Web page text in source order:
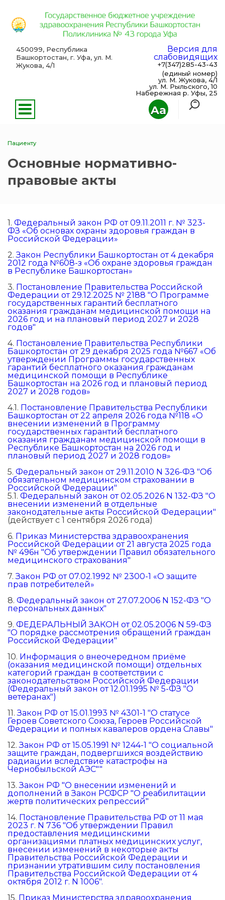
Aa
450099, Республика
Башкортостан, г. Уфа, ул. М.
Жукова, 4/1
Версия для
слабовидящих
+7(347)285-43-43
(единый номер)
ул. М. Жукова, 4/1
ул. М. Рыльского, 10
Набережная р. Уфы, 25
Пациенту
Основные нормативно-
правовые акты
1. Федеральный закон РФ от 09.11.2011 г. № 323-
ФЗ «Об основах охраны здоровья граждан в
Российской Федерации»
2.Закон Республики Башкортостан от 4 декабря
2012 года №608-з «Об охране здоровья граждан
в Республике Башкортостан»
3. Постановление Правительства Российской
Федерации от 29.12.2025 № 2188 "О Программе
государственных гарантий бесплатного
оказания гражданам медицинской помощи на
2026 год и на плановый период 2027 и 2028
годов"
4. Постановление Правительства Республики
Башкортостан от 29 декабря 2025 года №667 «Об
утверждении Программы государственных
гарантий бесплатного оказания гражданам
медицинской помощи в Республике
Башкортостан на 2026 год и плановый период
2027 и 2028 годов»
4.1. Постановление Правительства Республики
Башкортостан от 22 апреля 2026 года №118 «О
внесении изменений в Программу
государственных гарантий бесплатного
оказания гражданам медицинской помощи в
Республике Башкортостан на 2026 год и
плановый период 2027 и 2028 годов»
5. Федеральный закон от 29.11.2010 N 326-ФЗ "Об
обязательном медицинском страховании в
Российской Федерации"
5.1. Федеральный закон от 02.05.2026 N 132-ФЗ "О
внесении изменений в отдельные
законодательные акты Российской Федерации"
(действует с 1 сентября 2026 года)
6. Приказ Министерства здравоохранения
Российской Федерации от 21 августа 2025 года
№ 496н "Об утверждении Правил обязательного
медицинского страхования"
7.Закон РФ от 07.02.1992 № 2300-1 «О защите
прав потребителей»
8. Федеральный закон от 27.07.2006 N 152-ФЗ "О
персональных данных"
9. ФЕДЕРАЛЬНЫЙ ЗАКОН от 02.05.2006 N 59-ФЗ
"О порядке рассмотрения обращений граждан
Российской Федерации"
10. Информация о внеочередном приёме
(оказания медицинской помощи) отдельных
категорий граждан в соответствии с
законодательством Российской Федерации
(Федеральный закон от 12.01.1995 № 5-ФЗ "О
ветеранах")
11.Закон РФ от 15.01.1993 № 4301-1 "О статусе
Героев Советского Союза, Героев Российской
Федерации и полных кавалеров ордена Славы"
12.Закон РФ от 15.05.1991 № 1244-1 "О социальной
защите граждан, подвергшихся воздействию
радиации вследствие катастрофы на
Чернобыльской АЭС""
13.Закон РФ "О внесении изменений и
дополнений в Закон РСФСР "О реабилитации
жертв политических репрессий"
14. Постановление Правительства РФ от 11 мая
2023 г. N 736 "Об утверждении Правил
предоставления медицинскими
организациями платных медицинских услуг,
внесении изменений в некоторые акты
Правительства Российской Федерации и
признании утратившим силу постановления
Правительства Российской Федерации от 4
октября 2012 г. N 1006".
15. Приказ Министерства здравоохранения